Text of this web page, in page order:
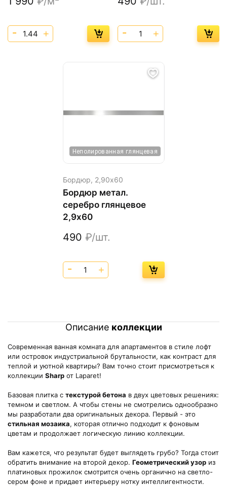
Неполированная глянцевая
Бордюр, 2,90х60
Бордюр метал.
серебро глянцевое
2,9х60
490 ₽/шт.
Описание коллекции
Современная ванная комната для апартаментов в стиле лофт
или островок индустриальной брутальности, как контраст для
теплой и уютной квартиры? Вам точно стоит присмотреться к
коллекции Sharp от Laparet!
Базовая плитка с текстурой бетона в двух цветовых решениях:
темном и светлом. А чтобы стены не смотрелись однообразно
мы разработали два оригинальных декора. Первый - это
стильная мозаика, которая отлично подходит к фоновым
цветам и продолжает логическую линию коллекции.
Вам кажется, что результат будет выглядеть грубо? Тогда стоит
обратить внимание на второй декор. Геометрический узор из
платиновых прожилок смотрится очень органично на светло-
сером фоне и придает интерьеру нотку интеллигентности.